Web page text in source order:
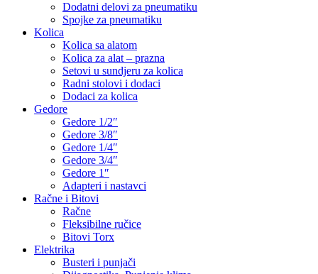
Dodatni delovi za pneumatiku
Spojke za pneumatiku
Kolica
Kolica sa alatom
Kolica za alat – prazna
Setovi u sundjeru za kolica
Radni stolovi i dodaci
Dodaci za kolica
Gedore
Gedore 1/2″
Gedore 3/8″
Gedore 1/4″
Gedore 3/4″
Gedore 1″
Adapteri i nastavci
Račne i Bitovi
Račne
Fleksibilne ručice
Bitovi Torx
Elektrika
Busteri i punjači